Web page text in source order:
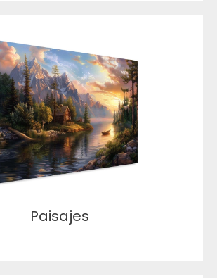
Paisajes